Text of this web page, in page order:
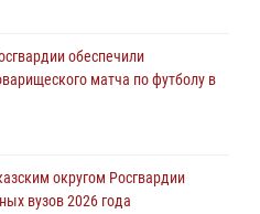
на окружном юнармейском
обеспечили
матча по футболу в
округом Росгвардии
вузов 2026 года